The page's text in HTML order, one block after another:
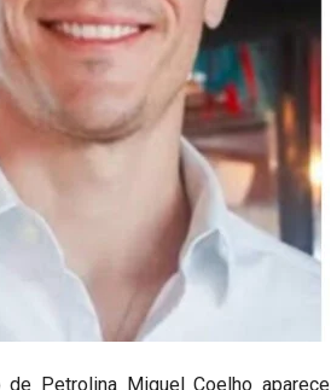
Petrolina Miguel Coelho aparece